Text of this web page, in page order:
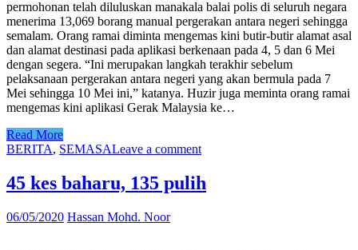
permohonan telah diluluskan manakala balai polis di seluruh negara
menerima 13,069 borang manual pergerakan antara negeri sehingga
semalam. Orang ramai diminta mengemas kini butir-butir alamat asal
dan alamat destinasi pada aplikasi berkenaan pada 4, 5 dan 6 Mei
dengan segera. “Ini merupakan langkah terakhir sebelum
pelaksanaan pergerakan antara negeri yang akan bermula pada 7
Mei sehingga 10 Mei ini,” katanya. Huzir juga meminta orang ramai
mengemas kini aplikasi Gerak Malaysia ke…
Read More
BERITA, SEMASALeave a comment
45 kes baharu, 135 pulih
06/05/2020 Hassan Mohd. Noor